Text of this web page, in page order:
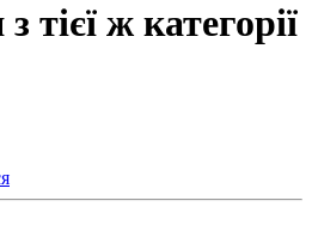
тієї ж категорії